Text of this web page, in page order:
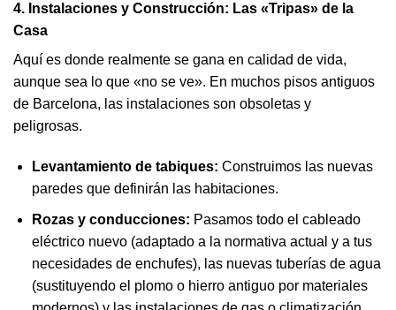
4. Instalaciones y Construcción: Las «Tripas» de la
Casa
Aquí es donde realmente se gana en calidad de vida,
aunque sea lo que «no se ve». En muchos pisos antiguos
de Barcelona, las instalaciones son obsoletas y
peligrosas.
Levantamiento de tabiques: Construimos las nuevas
paredes que definirán las habitaciones.
Rozas y conducciones: Pasamos todo el cableado
eléctrico nuevo (adaptado a la normativa actual y a tus
necesidades de enchufes), las nuevas tuberías de agua
(sustituyendo el plomo o hierro antiguo por materiales